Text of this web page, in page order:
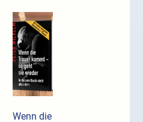
Wenn die